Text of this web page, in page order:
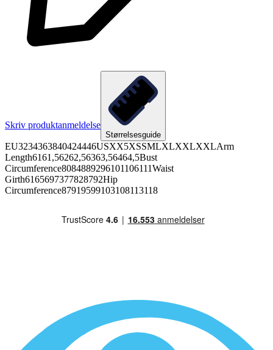
Skriv produktanmeldelse
Størrelsesguide
EU3234363840424446USXX5XSSMLXLXXLXXLArm
Length6161,56262,56363,56464,5Bust
Circumference8084889296101106111Waist
Girth6165697377828792Hip
Circumference87919599103108113118